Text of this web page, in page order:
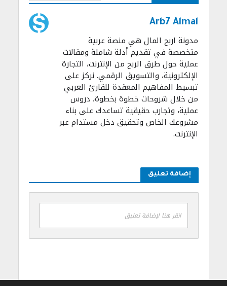
Arb7 Almal
مدونة اربح المال هي منصة عربية
متخصصة في تقديم أدلة شاملة ومقالات
عملية حول طرق الربح من الإنترنت، التجارة
الإلكترونية، والتسويق الرقمي. نركز على
تبسيط المفاهيم المعقدة للقارئ العربي
من خلال شروحات خطوة بخطوة، دروس
عملية، وتجارب حقيقية تساعدك على بناء
مشروعك الخاص وتحقيق دخل مستدام عبر
الإنترنت.
إضافة تعليق
انقر هنا لإضافة تعليق